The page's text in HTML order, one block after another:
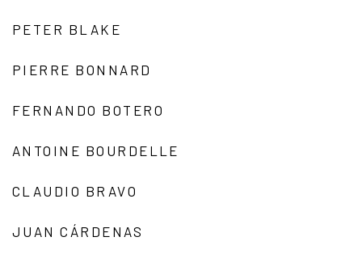
PETER BLAKE
PIERRE BONNARD
FERNANDO BOTERO
ANTOINE BOURDELLE
CLAUDIO BRAVO
JUAN CÁRDENAS